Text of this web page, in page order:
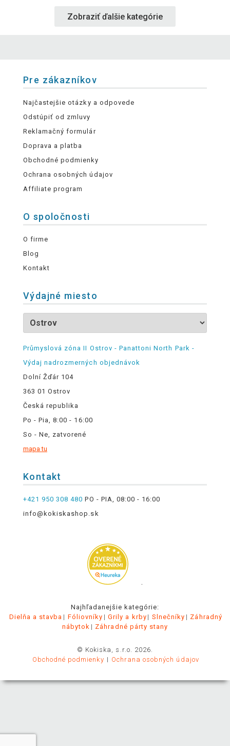
Zobraziť ďalšie kategórie
Pre zákazníkov
Najčastejšie otázky a odpovede
Odstúpiť od zmluvy
Reklamačný formulár
Doprava a platba
Obchodné podmienky
Ochrana osobných údajov
Affiliate program
O spoločnosti
O firme
Blog
Kontakt
Výdajné miesto
Průmyslová zóna II Ostrov - Panattoni North Park -
Výdaj nadrozmerných objednávok
Dolní Žďár 104
363 01 Ostrov
Česká republika
Po - Pia, 8:00 - 16:00
So - Ne, zatvorené
mapa tu
Kontakt
+421 950 308 480 PO - PIA, 08:00 - 16:00
info@kokiskashop.sk
.
Najhľadanejšie kategórie:
Dielňa a stavba
Fóliovníky Grily a krby Slnečníky
Záhradný
nábytok
Záhradné párty stany
© Kokiska, s.r.o. 2026.
Obchodné podmienky
Ochrana osobných údajov